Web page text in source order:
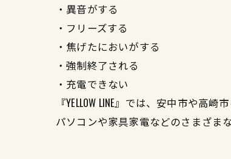
・異音がする
・フリーズする
・焦げたにおいがする
・強制終了される
・充電できない
『YELLOW LINE』では、安中市や高
パソコンや家具家電などのさまざま